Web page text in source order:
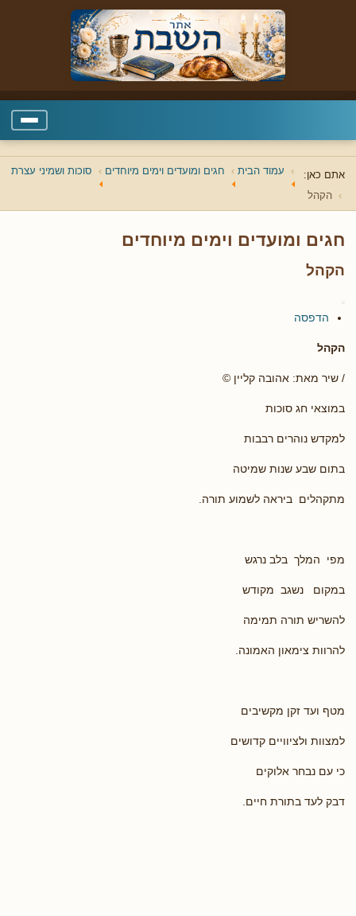
אתם כאן: עמוד הבית חגים ומועדים וימים מיוחדים סוכות ושמיני עצרת
הקהל
חגים ומועדים וימים מיוחדים
הקהל
הדפסה
הקהל
/ שיר מאת: אהובה קליין ©
במוצאי חג סוכות
למקדש נוהרים רבבות
בתום שבע שנות שמיטה
מתקהלים ביראה לשמוע תורה.
מפי המלך בלב נרגש
במקום נשגב מקודש
להשריש תורה תמימה
להרוות צימאון האמונה.
מטף ועד זקן מקשיבים
למצוות ולציוויים קדושים
כי עם נבחר אלוקים
דבק לעד בתורת חיים.